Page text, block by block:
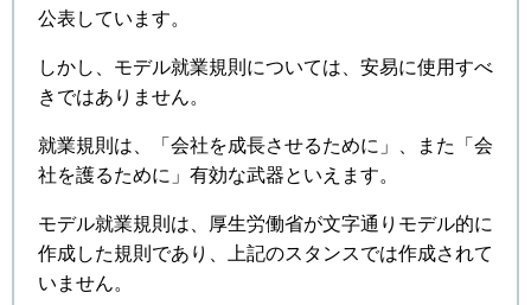
公表しています。
しかし、モデル就業規則については、安易に使用すべ
きではありません。
就業規則は、「会社を成長させるために」、また「会
社を護るために」有効な武器といえます。
モデル就業規則は、厚生労働省が文字通りモデル的に
作成した規則であり、上記のスタンスでは作成されて
いません。